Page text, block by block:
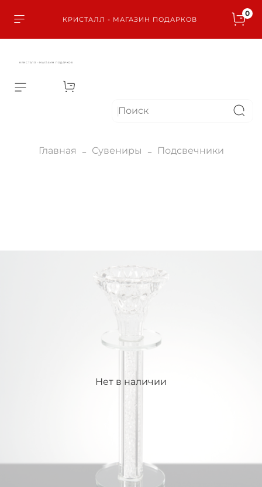
КРИСТАЛЛ - МАГАЗИН ПОДАРКОВ
0
КРИСТАЛЛ - МАГАЗИН ПОДАРКОВ
Главная Сувениры Подсвечники
Нет в наличии